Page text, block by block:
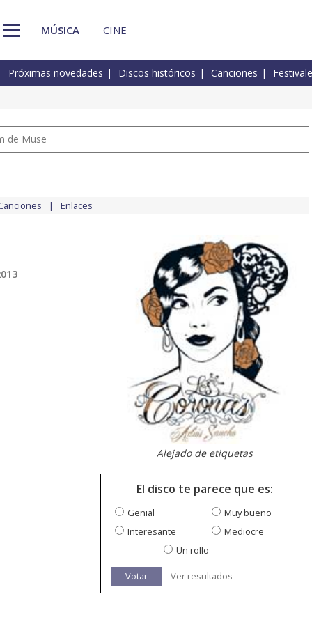
MÚSICA CINE
Próximas novedades Discos históricos Canciones
de Muse
Enlaces
Alejado de etiquetas
El disco te parece que es:
Genial
Muy bueno
Interesante
Mediocre
Un rollo
Votar Ver resultados